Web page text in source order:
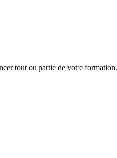
tout ou partie de votre formation.